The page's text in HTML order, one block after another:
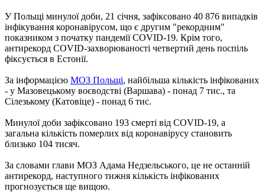
У Польщі минулої доби, 21 січня, зафіксовано 40 876 випадків
інфікування коронавірусом, що є другим "рекордним"
показником з початку пандемії COVID-19. Крім того,
антирекорд COVID-захворюваності четвертий день поспіль
фіксується в Естонії.
За інформацією МОЗ Польщі, найбільша кількість інфікованих
- у Мазовецькому воєводстві (Варшава) - понад 7 тис., та
Сілезькому (Катовіце) - понад 6 тис.
Минулої доби зафіксовано 193 смерті від COVID-19, а
загальна кількість померлих від коронавірусу становить
близько 104 тисяч.
За словами глави МОЗ Адама Недзельського, це не останній
антирекорд, наступного тижня кількість інфікованих
прогнозується ще вищою.